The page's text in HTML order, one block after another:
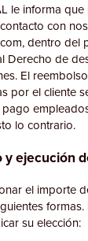
le informa
con
dentro del
Derecho de
El
por el cliente
lo contrario.
y ejecución
el importe
su elección: